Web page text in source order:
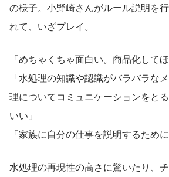
の様子。小野崎さんがルール説明を
れて、いざプレイ。
「めちゃくちゃ面白い。商品化してほ
「水処理の知識や認識がバラバラな
理についてコミュニケーションをと
いい」
「家族に自分の仕事を説明するため
水処理の再現性の高さに驚いたり、